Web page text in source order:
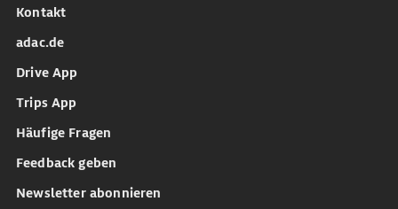
Kontakt
adac.de
Drive App
Trips App
Häufige Fragen
Feedback geben
Newsletter abonnieren